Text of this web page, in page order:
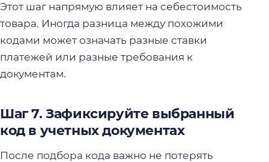
Этот шаг напрямую влияет на себестоимость
товара. Иногда разница между похожими
кодами может означать разные ставки
платежей или разные требования к
документам.
Шаг 7. Зафиксируйте выбранный
код в учетных документах
После подбора кода важно не потерять